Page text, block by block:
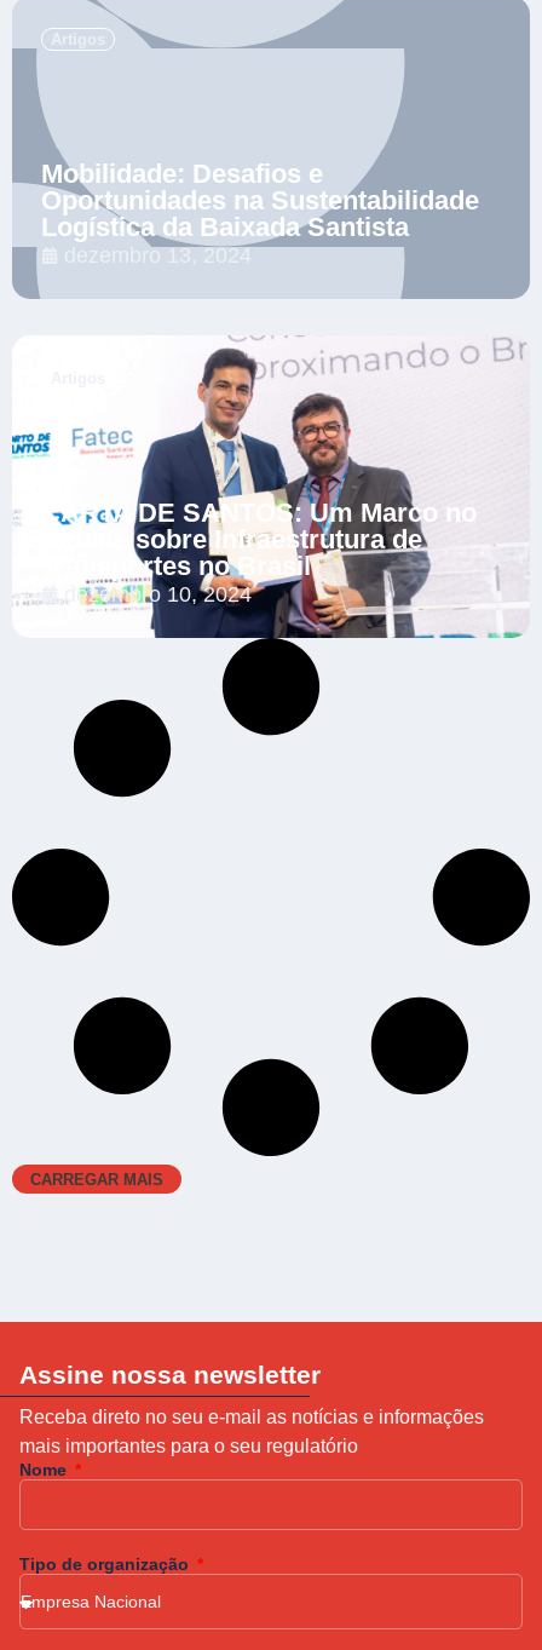
Artigos
Mobilidade: Desafios e
Oportunidades na Sustentabilidade
Logística da Baixada Santista
dezembro 13, 2024
CARTA DE SANTOS: Um Marco no
Debate sobre Infraestrutura de
Transportes no Brasil
dezembro 10, 2024
CARREGAR MAIS
Assine nossa newsletter
Receba direto no seu e-mail as notícias e informações
mais importantes para o seu regulatório
Nome
Tipo de organização